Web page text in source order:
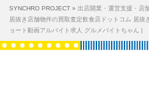
SYNCHRO PROJECT » 出店開業・運営支援・店
居抜き店舗物件の買取査定飲食店ドットコム 居抜
ョート動画アルバイト求人 グルメバイトちゃん